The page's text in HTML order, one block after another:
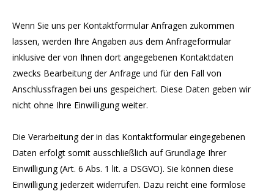
Wenn Sie uns per Kontaktformular Anfragen zukommen
lassen, werden Ihre Angaben aus dem Anfrageformular
inklusive der von Ihnen dort angegebenen Kontaktdaten
zwecks Bearbeitung der Anfrage und für den Fall von
Anschlussfragen bei uns gespeichert. Diese Daten geben wir
nicht ohne Ihre Einwilligung weiter.
Die Verarbeitung der in das Kontaktformular eingegebenen
Daten erfolgt somit ausschließlich auf Grundlage Ihrer
Einwilligung (Art. 6 Abs. 1 lit. a DSGVO). Sie können diese
Einwilligung jederzeit widerrufen. Dazu reicht eine formlose